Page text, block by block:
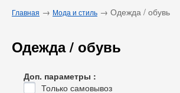
Главная → Мода и стиль → Одежда / обувь
Одежда / обувь
Доп. параметры :
Только самовывоз